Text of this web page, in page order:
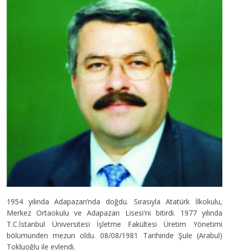
1954 yılında Adapazarı’nda doğdu. Sırasıyla Atatürk İlkokulu,
Merkez Ortaokulu ve Adapazarı Lisesi'ni bitirdi. 1977 yılında
T.C.İstanbul Üniversitesi İşletme Fakültesi Üretim Yönetimi
bölümünden mezun oldu. 08/08/1981 Tarihinde Şule (Arabul)
Tokluoğlu ile evlendi.